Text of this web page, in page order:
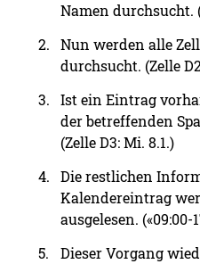
Namen durchsucht.
Nun werden alle
durchsucht. (Zelle
Ist ein Eintrag
der betreffenden
(Zelle D3: Mi. 8.1.)
Die restlichen
Kalendereintrag
ausgelesen.
Dieser Vorgang